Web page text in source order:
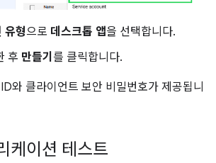
유형으로 데스크톱 앱을 선택합니다.
후 만들기 를 클릭합니다.
와 클라이언트 보안 비밀번호가 제공됩니
케이션 테스트